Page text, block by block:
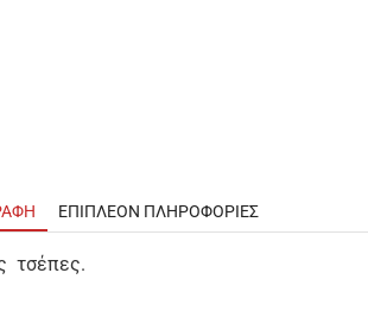
ΕΠΙΠΛΈΟΝ ΠΛΗΡΟΦΟΡΊΕΣ
τσέπες.